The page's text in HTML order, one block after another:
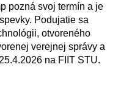
pozná svoj termín a je
Podujatie sa
otvoreného
verejnej správy a
na FIIT STU.